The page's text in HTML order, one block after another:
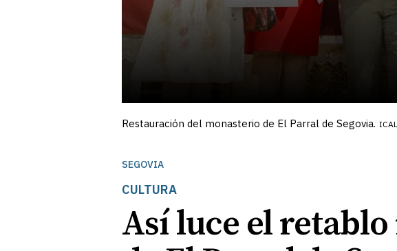
Restauración del monasterio de El Parral de Segovia. ICAL
SEGOVIA
CULTURA
Así luce el